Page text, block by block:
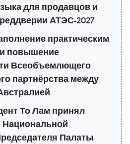
для продавцов и
АТЭС-2027
практическим
повышение
Всеобъемлющего
партнёрства между
То Лам принял
Национальной
Палаты